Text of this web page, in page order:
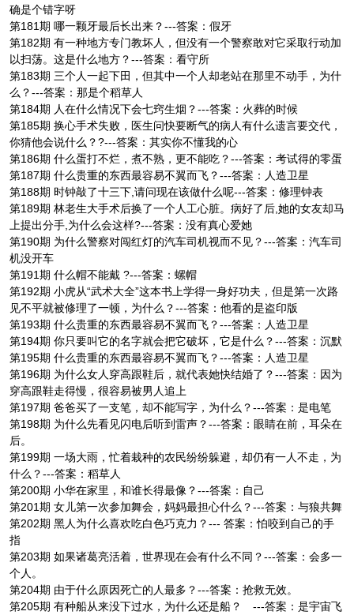
确是个错字呀
第181期 哪一颗牙最后长出来？---答案：假牙
第182期 有一种地方专门教坏人，但没有一个警察敢对它采取行动加
以扫荡。这是什么地方？---答案：看守所
第183期 三个人一起下田，但其中一个人却老站在那里不动手，为什
么？---答案：那是个稻草人
第184期 人在什么情况下会七窍生烟？---答案：火葬的时候
第185期 换心手术失败，医生问快要断气的病人有什么遗言要交代，
你猜他会说什么？?---答案：其实你不懂我的心
第186期 什么蛋打不烂，煮不熟，更不能吃？---答案：考试得的零蛋
第187期 什么贵重的东西最容易不翼而飞？---答案：人造卫星
第188期 时钟敲了十三下,请问现在该做什么呢---答案：修理钟表
第189期 林老生大手术后换了一个人工心脏。病好了后,她的女友却马
上提出分手,为什么会这样?---答案：没有真心爱她
第190期 为什么警察对闯红灯的汽车司机视而不见？---答案：汽车司
机没开车
第191期 什么帽不能戴 ?---答案：螺帽
第192期 小虎从“武术大全”这本书上学得一身好功夫，但是第一次路
见不平就被修理了一顿，为什么？---答案：他看的是盗印版
第193期 什么贵重的东西最容易不翼而飞？---答案：人造卫星
第194期 你只要叫它的名字就会把它破坏，它是什么？---答案：沉默
第195期 什么贵重的东西最容易不翼而飞？---答案：人造卫星
第196期 为什么女人穿高跟鞋后，就代表她快结婚了？---答案：因为
穿高跟鞋走得慢，很容易被男人追上
第197期 爸爸买了一支笔，却不能写字，为什么？---答案：是电笔
第198期 为什么先看见闪电后听到雷声？---答案：眼睛在前，耳朵在
后。
第199期 一场大雨，忙着栽种的农民纷纷躲避，却仍有一人不走，为
什么？---答案：稻草人
第200期 小华在家里，和谁长得最像？---答案：自己
第201期 女儿第一次参加舞会，妈妈最担心什么？---答案：与狼共舞
第202期 黑人为什么喜欢吃白色巧克力？--- 答案：怕咬到自己的手
指
第203期 如果诸葛亮活着，世界现在会有什么不同？---答案：会多一
个人。
第204期 由于什么原因死亡的人最多？---答案：抢救无效。
第205期 有种船从来没下过水，为什么还是船？ ---答案：是宇宙飞